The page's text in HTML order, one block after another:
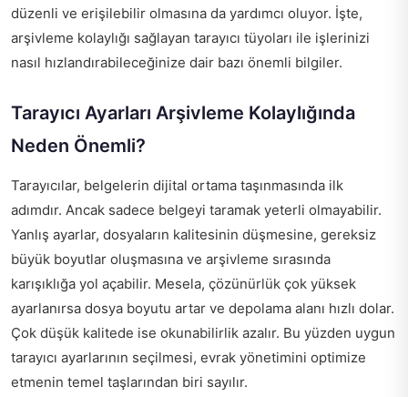
düzenli ve erişilebilir olmasına da yardımcı oluyor. İşte,
arşivleme kolaylığı sağlayan tarayıcı tüyoları ile işlerinizi
nasıl hızlandırabileceğinize dair bazı önemli bilgiler.
Tarayıcı Ayarları Arşivleme Kolaylığında
Neden Önemli?
Tarayıcılar, belgelerin dijital ortama taşınmasında ilk
adımdır. Ancak sadece belgeyi taramak yeterli olmayabilir.
Yanlış ayarlar, dosyaların kalitesinin düşmesine, gereksiz
büyük boyutlar oluşmasına ve arşivleme sırasında
karışıklığa yol açabilir. Mesela, çözünürlük çok yüksek
ayarlanırsa dosya boyutu artar ve depolama alanı hızlı dolar.
Çok düşük kalitede ise okunabilirlik azalır. Bu yüzden uygun
tarayıcı ayarlarının seçilmesi, evrak yönetimini optimize
etmenin temel taşlarından biri sayılır.